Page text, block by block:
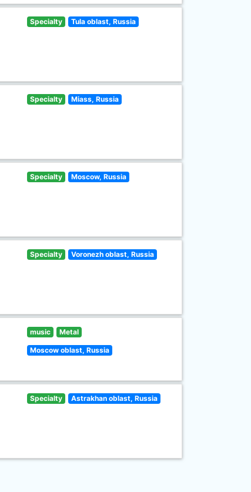
Specialty Tula oblast, Russia
Specialty Miass, Russia
Specialty Moscow, Russia
Specialty Voronezh oblast, Russia
music Metal
Moscow oblast, Russia
Specialty Astrakhan oblast, Russia